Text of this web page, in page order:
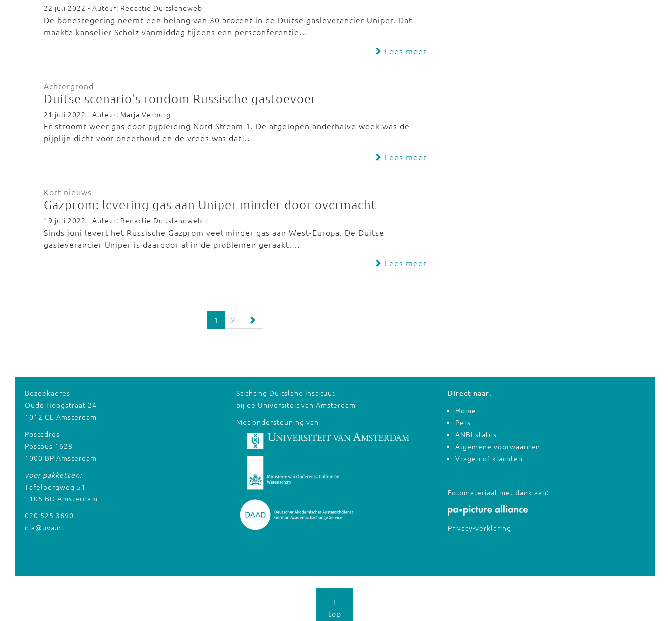
22 juli 2022 - Auteur: Redactie Duitslandweb
De bondsregering neemt een belang van 30 procent in de Duitse gasleverancier Uniper. Dat
maakte kanselier Scholz vanmiddag tijdens een persconferentie…
Lees meer
Achtergrond
Duitse scenario's rondom Russische gastoevoer
21 juli 2022 - Auteur: Marja Verburg
Er stroomt weer gas door pijpleiding Nord Stream 1. De afgelopen anderhalve week was de
pijplijn dicht voor onderhoud en de vrees was dat…
Lees meer
Kort nieuws
Gazprom: levering gas aan Uniper minder door overmacht
19 juli 2022 - Auteur: Redactie Duitslandweb
Sinds juni levert het Russische Gazprom veel minder gas aan West-Europa. De Duitse
gasleverancier Uniper is daardoor al in de problemen geraakt.…
Lees meer
1 2
Bezoekadres
Oude Hoogstraat 24
1012 CE Amsterdam
Postadres
Postbus 1628
1000 BP Amsterdam
voor pakketten:
Tafelbergweg 51
1105 BD Amsterdam
020 525 3690
dia@uva.nl
Stichting Duitsland Instituut
bij de Universiteit van Amsterdam
Met ondersteuning van
Direct naar:
Home
Pers
ANBI-status
Algemene voorwaarden
Vragen of klachten
Fotomateriaal met dank aan:
Privacy-verklaring
↑
top